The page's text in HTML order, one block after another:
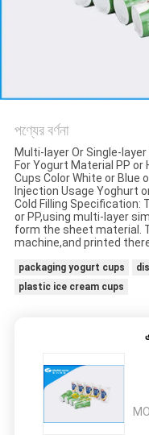
গোপনীয়তা
নীতি
পণ্যের বর্ণনা
Multi-layer Or Single-
For Yogurt Material PP or
Cups Color White or Blue
Injection Usage Yoghurt
Cold Filling Specification:
or PP,using multi-layer
form the sheet material.
machine,and printed
packaging yogurt cups
plastic ice cream cups